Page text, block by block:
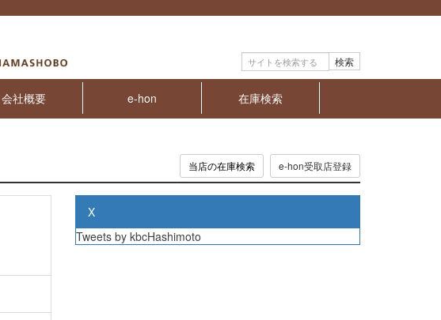
検索
会社概要 e-hon 在庫検索
当店の在庫検索
X
Tweets by kbcHashimoto